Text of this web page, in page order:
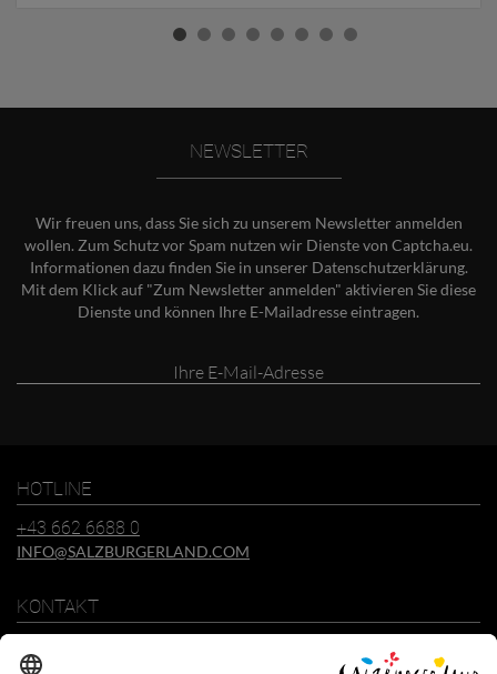
NEWSLETTER
Wir freuen uns, dass Sie sich zu unserem Newsletter anmelden
wollen. Zum Schutz vor Spam nutzen wir Dienste von Captcha.eu.
Informationen dazu finden Sie in unserer Datenschutzerklärung.
Mit dem Klick auf "Zum Newsletter anmelden" aktivieren Sie diese
Dienste und können Ihre E-Mailadresse eintragen.
HOTLINE
+43 662 6688 0
INFO@SALZBURGERLAND.COM
KONTAKT